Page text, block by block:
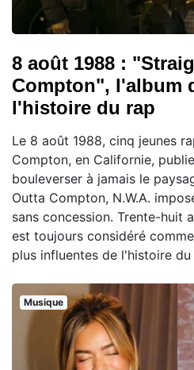
8 août 1988 :
Compton", l'album
l'histoire du rap
Le 8 août 1988, cinq jeunes
Compton, en Californie,
bouleverser à jamais le
Outta Compton, N.W.A.
sans concession. Trente-huit
est toujours considéré
plus influentes de l'histoire
Musique